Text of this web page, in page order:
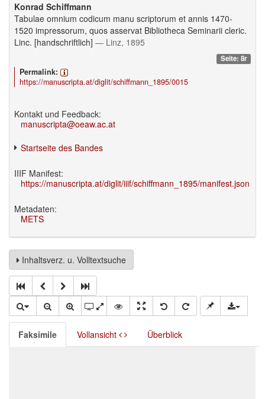
Konrad Schiffmann
Tabulae omnium codicum manu scriptorum et annis 1470-
1520 impressorum, quos asservat Bibliotheca Seminarii cleric.
Linc. [handschriftlich] — Linz, 1895
Seite: 8r
Permalink:
https://manuscripta.at/diglit/schiffmann_1895/0015
Kontakt und Feedback:
manuscripta@oeaw.ac.at
Startseite des Bandes
IIIF Manifest:
https://manuscripta.at/diglit/iiif/schiffmann_1895/manifest.json
Metadaten:
METS
Inhaltsverz. u. Volltextsuche
Faksimile Vollansicht Überblick